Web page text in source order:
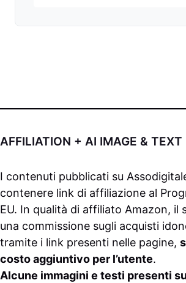
AFFILIATION + AI IMAGE & TEXT
I contenuti pubblicati su
contenere link di affiliazione al
EU. In qualità di affiliato Amazon, il
una commissione sugli acquisti
tramite i link presenti nelle pagine,
costo aggiuntivo per l’utente.
Alcune immagini e testi presenti